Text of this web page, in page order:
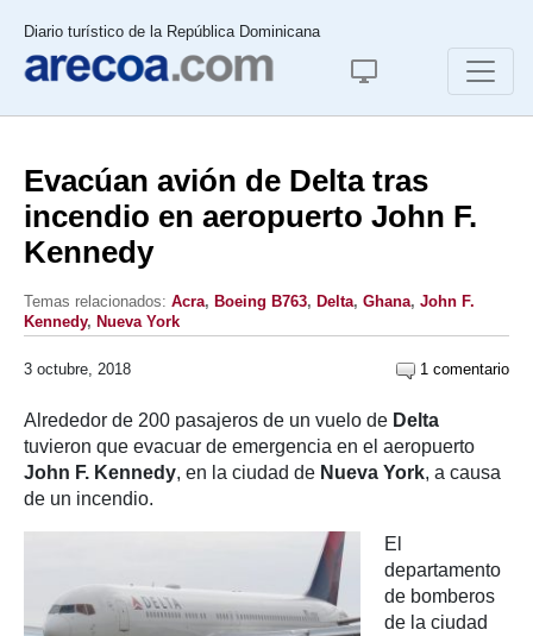
Diario turístico de la República Dominicana
Evacúan avión de Delta tras
incendio en aeropuerto John F.
Kennedy
Temas relacionados: Acra, Boeing B763, Delta, Ghana, John F.
Kennedy, Nueva York
3 octubre, 2018 1 comentario
Alrededor de 200 pasajeros de un vuelo de Delta
tuvieron que evacuar de emergencia en el aeropuerto
John F. Kennedy, en la ciudad de Nueva York, a causa
de un incendio.
El
departamento
de bomberos
de la ciudad